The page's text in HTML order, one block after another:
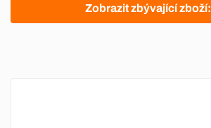
Zobrazit zbývající zboží: